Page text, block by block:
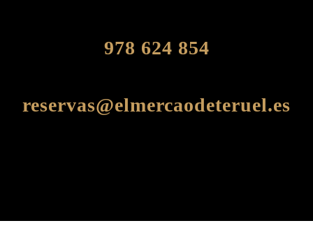
978 624 854
reservas@elmercaodeteruel.es